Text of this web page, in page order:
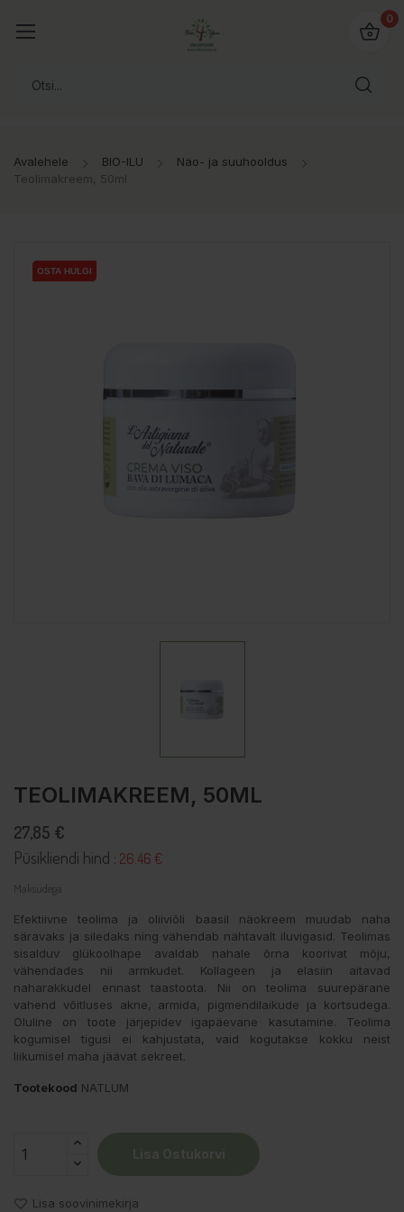
0
Avalehele BIO-ILU
Näo- ja suuhooldus
Teolimakreem, 50ml
OSTA HULGI
OSTA HULGI
TEOLIMAKREEM, 50ML
27,85 €
Püsikliendi hind : 26.46 €
Maksudega
Efektiivne teolima ja oliiviõli baasil näokreem muudab naha
säravaks ja siledaks ning vähendab nähtavalt iluvigasid. Teolimas
sisalduv glükoolhape avaldab nahale õrna koorivat mõju,
vähendades nii armkudet. Kollageen ja elasiin aitavad
naharakkudel ennast taastoota. Nii on teolima suurepärane
vahend võitluses akne, armida, pigmendilaikude ja kortsudega.
Oluline on toote järjepidev igapäevane kasutamine. Teolima
kogumisel tigusi ei kahjustata, vaid kogutakse kokku neist
liikumisel maha jäävat sekreet.
Tootekood NATLUM
Lisa soovinimekirja